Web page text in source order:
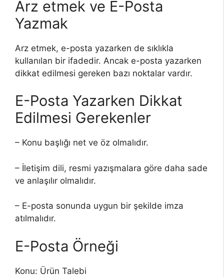
Arz etmek ve E-Posta
Yazmak
Arz etmek, e-posta yazarken de sıklıkla
kullanılan bir ifadedir. Ancak e-posta yazarken
dikkat edilmesi gereken bazı noktalar vardır.
E-Posta Yazarken Dikkat
Edilmesi Gerekenler
– Konu başlığı net ve öz olmalıdır.
– İletişim dili, resmi yazışmalara göre daha sade
ve anlaşılır olmalıdır.
– E-posta sonunda uygun bir şekilde imza
atılmalıdır.
E-Posta Örneği
Konu: Ürün Talebi